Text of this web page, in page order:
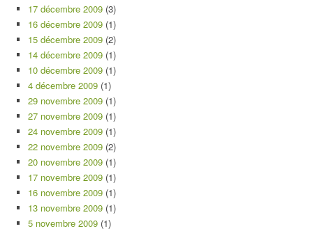
17 décembre 2009 (3)
16 décembre 2009 (1)
15 décembre 2009 (2)
14 décembre 2009 (1)
10 décembre 2009 (1)
4 décembre 2009 (1)
29 novembre 2009 (1)
27 novembre 2009 (1)
24 novembre 2009 (1)
22 novembre 2009 (2)
20 novembre 2009 (1)
17 novembre 2009 (1)
16 novembre 2009 (1)
13 novembre 2009 (1)
5 novembre 2009 (1)